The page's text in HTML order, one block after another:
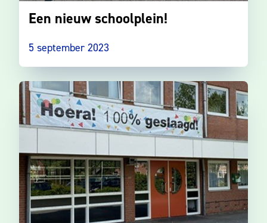
Een nieuw schoolplein!
5 september 2023